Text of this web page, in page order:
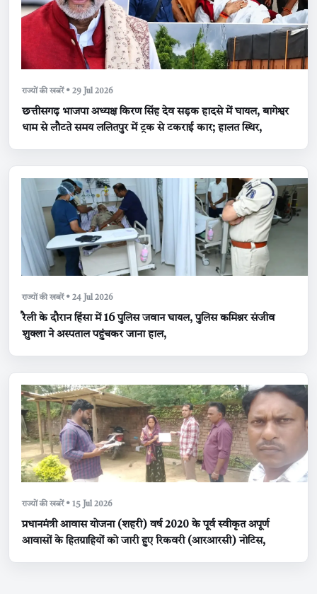
राज्यों की खबरें • 29 Jul 2026
छत्तीसगढ़ भाजपा अध्यक्ष किरण सिंह देव सड़क हादसे में घायल, बागेश्वर
धाम से लौटते समय ललितपुर में ट्रक से टकराई कार; हालत स्थिर,
राज्यों की खबरें • 24 Jul 2026
रैली के दौरान हिंसा में 16 पुलिस जवान घायल, पुलिस कमिश्नर संजीव
शुक्ला ने अस्पताल पहुंचकर जाना हाल,
राज्यों की खबरें • 15 Jul 2026
प्रधानमंत्री आवास योजना (शहरी) वर्ष 2020 के पूर्व स्वीकृत अपूर्ण
आवासों के हितग्राहियों को जारी हुए रिकवरी (आरआरसी) नोटिस,